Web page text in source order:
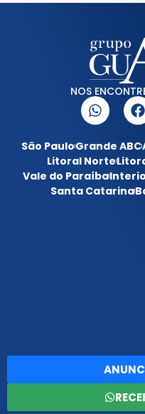
NOS
São PauloGrande ABC
Litoral Norte
Vale do Paraíba
Santa Catarina